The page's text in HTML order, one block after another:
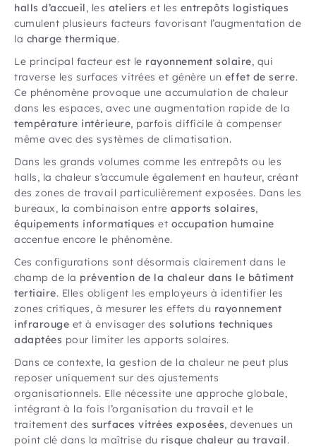
halls d’accueil, les ateliers et les entrepôts logistiques
cumulent plusieurs facteurs favorisant l’augmentation de
la charge thermique.
Le principal facteur est le rayonnement solaire, qui
traverse les surfaces vitrées et génère un effet de serre.
Ce phénomène provoque une accumulation de chaleur
dans les espaces, avec une augmentation rapide de la
température intérieure, parfois difficile à compenser
même avec des systèmes de climatisation.
Dans les grands volumes comme les entrepôts ou les
halls, la chaleur s’accumule également en hauteur, créant
des zones de travail particulièrement exposées. Dans les
bureaux, la combinaison entre apports solaires,
équipements informatiques et occupation humaine
accentue encore le phénomène.
Ces configurations sont désormais clairement dans le
champ de la prévention de la chaleur dans le bâtiment
tertiaire. Elles obligent les employeurs à identifier les
zones critiques, à mesurer les effets du rayonnement
infrarouge et à envisager des solutions techniques
adaptées pour limiter les apports solaires.
Dans ce contexte, la gestion de la chaleur ne peut plus
reposer uniquement sur des ajustements
organisationnels. Elle nécessite une approche globale,
intégrant à la fois l’organisation du travail et le
traitement des surfaces vitrées exposées, devenues un
point clé dans la maîtrise du risque chaleur au travail.